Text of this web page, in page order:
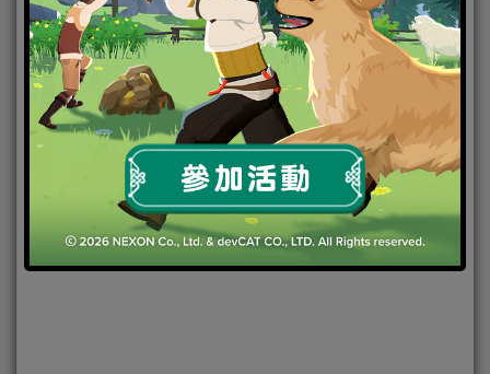
2022-09-08|Android,IOS,事前登錄,手機遊戲 ,焦點新聞